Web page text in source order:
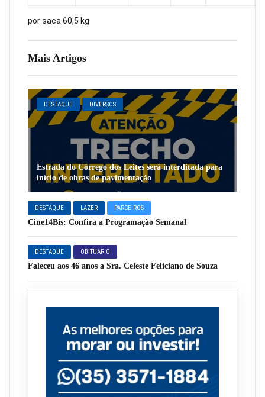
Mais Artigos
DESTAQUE DIVERSOS
Estrada do Córrego dos Leites será interditada para
início de obras de pavimentação
DESTAQUE LAZER PARCEIROS
Cine14Bis: Confira a Programação Semanal
DESTAQUE OBITUÁRIO
Faleceu aos 46 anos a Sra. Celeste Feliciano de Souza
por saca 60,5 kg